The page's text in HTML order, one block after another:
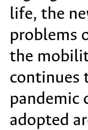
life, the
problems
the
continues
pandemic
adopted